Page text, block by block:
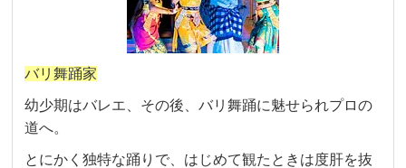
バリ舞踊家
幼少期はバレエ、その後、バリ舞踊に魅せられプロの
道へ。
とにかく独特な踊りで、はじめて観たときは度肝を抜